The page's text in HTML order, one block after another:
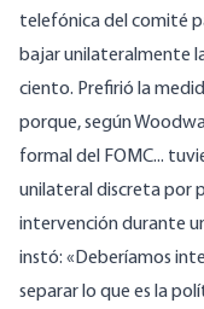
telefónica del comité
bajar unilateralmente
ciento. Prefirió la
porque, según
formal del FOMC...
unilateral discreta por
intervención durante
instó: «Deberíamos
separar lo que es la